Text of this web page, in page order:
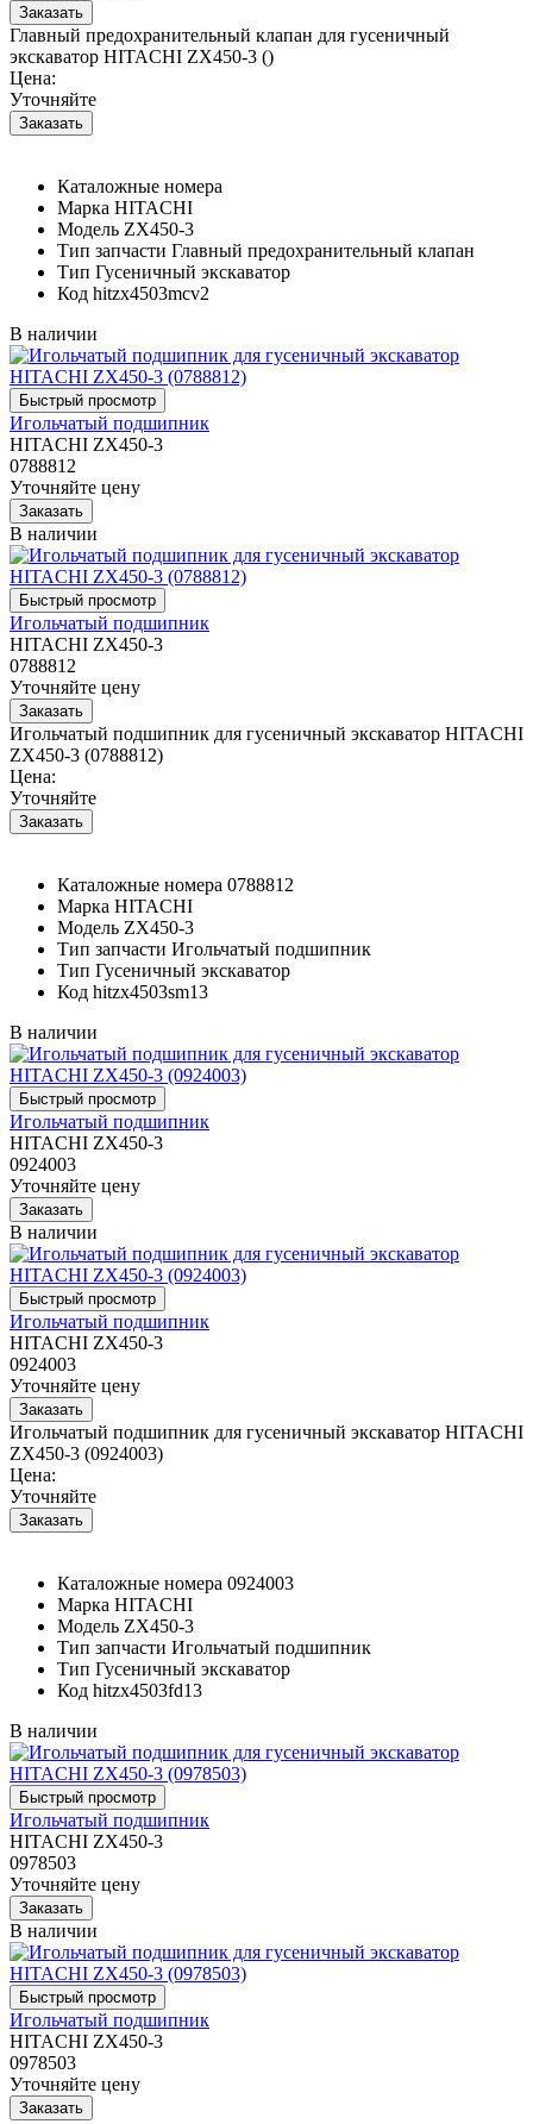
Главный предохранительный клапан для гусеничный
экскаватор HITACHI ZX450-3 ()
Цена:
Уточняйте
Каталожные номера
Марка HITACHI
Модель ZX450-3
Тип запчасти Главный предохранительный клапан
Тип Гусеничный экскаватор
Код hitzx4503mcv2
В наличии
Игольчатый подшипник
HITACHI ZX450-3
0788812
Уточняйте цену
В наличии
Игольчатый подшипник
HITACHI ZX450-3
0788812
Уточняйте цену
Игольчатый подшипник для гусеничный экскаватор HITACHI
ZX450-3 (0788812)
Цена:
Уточняйте
Каталожные номера 0788812
Марка HITACHI
Модель ZX450-3
Тип запчасти Игольчатый подшипник
Тип Гусеничный экскаватор
Код hitzx4503sm13
В наличии
Игольчатый подшипник
HITACHI ZX450-3
0924003
Уточняйте цену
В наличии
Игольчатый подшипник
HITACHI ZX450-3
0924003
Уточняйте цену
Игольчатый подшипник для гусеничный экскаватор HITACHI
ZX450-3 (0924003)
Цена:
Уточняйте
Каталожные номера 0924003
Марка HITACHI
Модель ZX450-3
Тип запчасти Игольчатый подшипник
Тип Гусеничный экскаватор
Код hitzx4503fd13
В наличии
Игольчатый подшипник
HITACHI ZX450-3
0978503
Уточняйте цену
В наличии
Игольчатый подшипник
HITACHI ZX450-3
0978503
Уточняйте цену